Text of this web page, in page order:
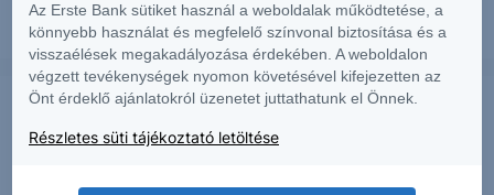
2026. augusztus 6.
Az Erste Bank sütiket használ a weboldalak működtetése, a
könnyebb használat és megfelelő színvonal biztosítása és a
visszaélések megakadályozása érdekében. A weboldalon
végzett tevékenységek nyomon követésével kifejezetten az
Önt érdeklő ajánlatokról üzenetet juttathatunk el Önnek.
Részletes süti tájékoztató letöltése